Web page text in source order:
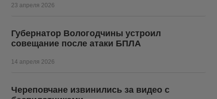
23 апреля 2026
Губернатор Вологодчины устроил
совещание после атаки БПЛА
14 апреля 2026
Череповчане извинились за видео с